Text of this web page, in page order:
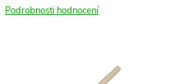
Podrobnosti hodnocení